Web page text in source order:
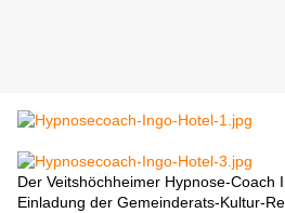
Der Veitshöchheimer Hypnose-Coach
Einladung der Gemeinderats-Kultur-